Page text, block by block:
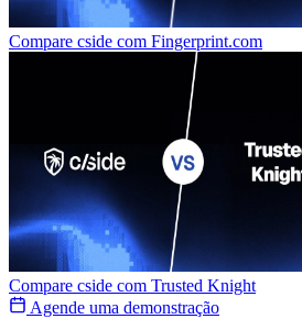
Compare cside com Fingerprint.com
Compare cside com Trusted Knight
Agende uma demonstração